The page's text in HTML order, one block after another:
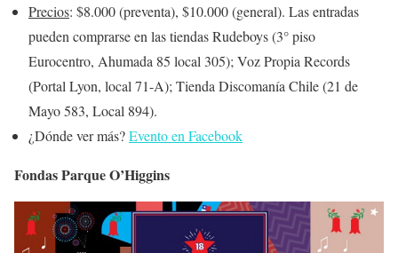
Precios: $8.000 (preventa), $10.000 (general). Las entradas
pueden comprarse en las tiendas Rudeboys (3° piso
Eurocentro, Ahumada 85 local 305); Voz Propia Records
(Portal Lyon, local 71-A); Tienda Discomanía Chile (21 de
Mayo 583, Local 894).
¿Dónde ver más?Evento en Facebook
Fondas Parque O’Higgins